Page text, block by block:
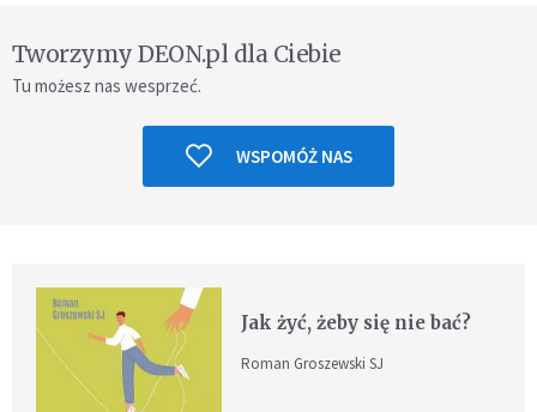
Tworzymy DEON.pl dla Ciebie
Tu możesz nas wesprzeć.
WSPOMÓŻ NAS
Jak żyć, żeby się nie bać?
Roman Groszewski SJ